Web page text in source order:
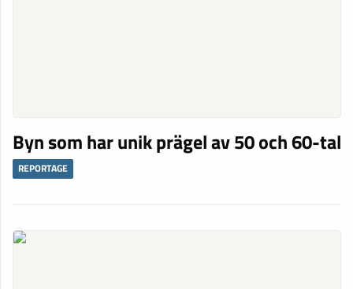
Byn som har unik prägel av 50 och 60-tal
REPORTAGE